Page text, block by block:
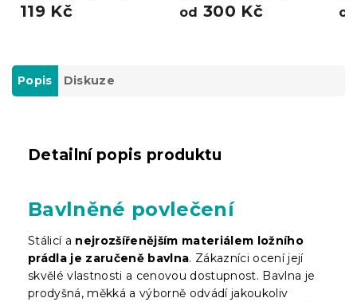
119 Kč od 300 Kč od
Popis Diskuze
Detailní popis produktu
Bavlněné povlečení
Stálicí a nejrozšířenějším materiálem ložního
prádla je zaručeně bavlna. Zákazníci ocení její
skvělé vlastnosti a cenovou dostupnost. Bavlna je
prodyšná, měkká a výborně odvádí jakoukoliv